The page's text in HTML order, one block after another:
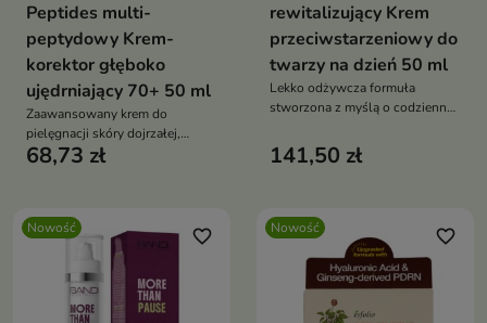
Peptides multi-
peptydowy Krem-
korektor głęboko
ujędrniający 70+ 50 ml
Zaawansowany krem do
pielęgnacji skóry dojrzałej,
opracowany z myślą o
68,73 zł
rewitalizujący Krem
przeciwstarzeniowy do
twarzy na dzień 50 ml
Lekko odżywcza formuła
stworzona z myślą o codziennej
zmęczonej i pozbawionej
blasku.
141,50 zł
Nowość favorite_border Nowość favorite_border